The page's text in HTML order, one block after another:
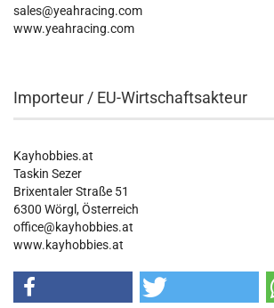
sales@yeahracing.com
www.yeahracing.com
Importeur / EU-Wirtschaftsakteur
Kayhobbies.at
Taskin Sezer
Brixentaler Straße 51
6300 Wörgl, Österreich
office@kayhobbies.at
www.kayhobbies.at